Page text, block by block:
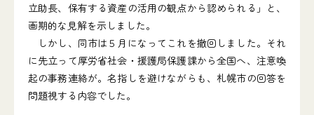
立助長、保有する資産の活用の観点から認められる」と、
画期的な見解を示しました。
しかし、同市は５月になってこれを撤回しました。それ
に先立って厚労省社会・援護局保護課から全国へ、注意喚
起の事務連絡が。名指しを避けながらも、札幌市の回答を
問題視する内容でした。